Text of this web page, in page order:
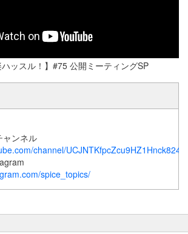
ッスル！】#75 公開ミーティングSP
ャンネル
channel/UCJNTKfpcZcu9HZ1Hnck824w
spice_topics/